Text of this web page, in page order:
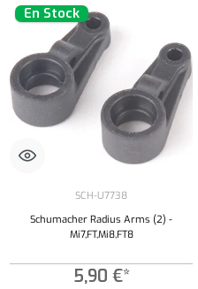
En Stock
SCH-U7738
Schumacher Radius Arms (2) -
Mi7,FT,Mi8,FT8
5,90 €*